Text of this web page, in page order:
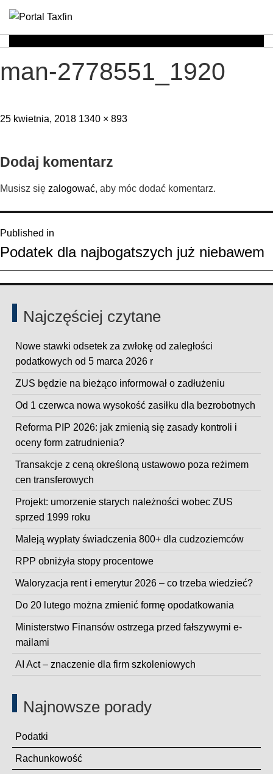
Rachunkowość,
Podatki,
Orzeczenia
NSA
i
WSA
–
Taxfin.pl
Portal
dla
księgowych
man-2778551_1920
Posted
25 kwietnia, 2018 Full
1340 × 893
Dodaj komentarz
Musisz się zalogować, aby móc dodać komentarz.
Nawigacja
wpisu
Published in
Podatek dla najbogatszych już niebawem
Najczęściej czytane
Nowe stawki odsetek za zwłokę od zaległości
podatkowych od 5 marca 2026 r
ZUS będzie na bieżąco informował o zadłużeniu
Od 1 czerwca nowa wysokość zasiłku dla bezrobotnych
Reforma PIP 2026: jak zmienią się zasady kontroli i
oceny form zatrudnienia?
Transakcje z ceną określoną ustawowo poza reżimem
cen transferowych
Projekt: umorzenie starych należności wobec ZUS
sprzed 1999 roku
Maleją wypłaty świadczenia 800+ dla cudzoziemców
RPP obniżyła stopy procentowe
Waloryzacja rent i emerytur 2026 – co trzeba wiedzieć?
Do 20 lutego można zmienić formę opodatkowania
Ministerstwo Finansów ostrzega przed fałszywymi e-
mailami
AI Act – znaczenie dla firm szkoleniowych
Najnowsze porady
Podatki
Rachunkowość